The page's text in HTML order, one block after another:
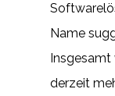
Name
Insgesamt
derzeit